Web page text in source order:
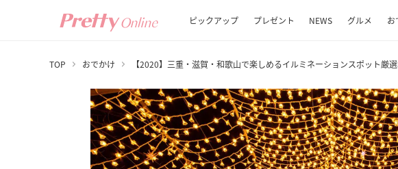
ピックアップ プレゼント NEWS グルメ お
TOP おでかけ 【2020】三重・滋賀・和歌山で楽しめるイルミネーションスポット厳